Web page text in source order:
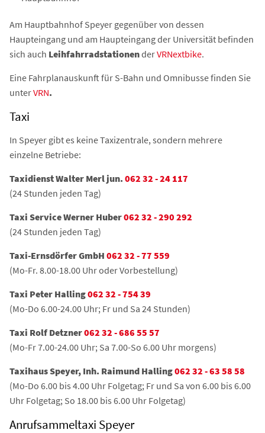
Am Hauptbahnhof Speyer gegenüber von dessen
Haupteingang und am Haupteingang der Universität befinden
sich auch LeihfahrradstationenderVRNextbike.
Eine Fahrplanauskunft für S-Bahn und Omnibusse finden Sie
unterVRN.
Taxi
In Speyer gibt es keine Taxizentrale, sondern mehrere
einzelne Betriebe:
Taxidienst Walter Merl jun. 062 32 - 24 117
(24 Stunden jeden Tag)
Taxi Service Werner Huber062 32 - 290 292
(24 Stunden jeden Tag)
Taxi-Ernsdörfer GmbH 062 32 - 77 559
(Mo-Fr. 8.00-18.00 Uhr oder Vorbestellung)
Taxi Peter Halling062 32 - 754 39
(Mo-Do 6.00-24.00 Uhr; Fr und Sa 24 Stunden)
Taxi Rolf Detzner062 32 - 686 55 57
(Mo-Fr 7.00-24.00 Uhr; Sa 7.00-So 6.00 Uhr morgens)
Taxihaus Speyer, Inh. Raimund Halling062 32 - 63 58 58
(Mo-Do 6.00 bis 4.00 Uhr Folgetag; Fr und Sa von 6.00 bis 6.00
Uhr Folgetag; So 18.00 bis 6.00 Uhr Folgetag)
Anrufsammeltaxi Speyer